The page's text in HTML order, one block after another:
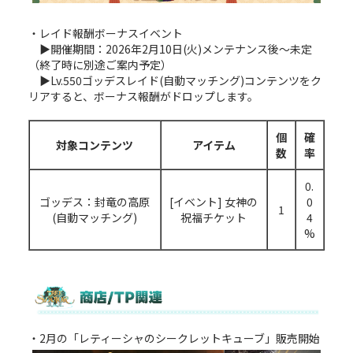
・レイド報酬ボーナスイベント
▶開催期間：2026年2月10日(火)メンテナンス後～未定
（終了時に別途ご案内予定）
▶Lv.550ゴッデスレイド(自動マッチング)コンテンツをク
リアすると、ボーナス報酬がドロップします。
対象コンテンツ アイテム
個
数
確
率
ゴッデス：封竜の高原
(自動マッチング)
[イベント] 女神の
祝福チケット
1
0.
0
4
%
・2月の「レティーシャのシークレットキューブ」販売開始